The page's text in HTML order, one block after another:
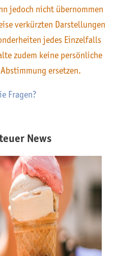
jedoch nicht übernommen
verkürzten Darstellungen
jedes Einzelfalls
zudem keine persönliche
ersetzen.
Fragen?
News